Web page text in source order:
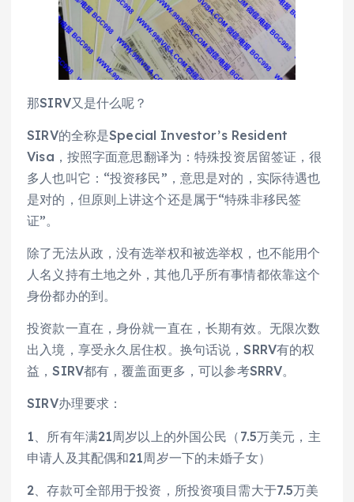
那SIRV又是什么呢？
SIRV的全称是Special Investor’s Resident
Visa，按照字面意思翻译为：特殊投资居留签证，很
多人也叫它：“投资移民”，意思是对的，实际待遇也
是对的，但原则上讲这个还是属于“特殊非移民签
证”。
除了无法从政，没有选举权和被选举权，也不能用个
人名义持有土地之外，其他几乎所有事情都依靠这个
身份都办的到。
投资款一直在，身份就一直在，长期有效。无限次数
出入境，享受永久居住权。换句话说，SRRV有的权
益，SIRV都有，覆盖面更多，可以参考SRRV。
SIRV办理要求：
1、所有年满21周岁以上的外国公民（7.5万美元，主
申请人及其配偶和21周岁一下的未婚子女）
2、存款可全部用于投资，所投资项目需大于7.5万美